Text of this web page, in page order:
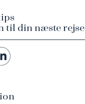
til din næste rejse